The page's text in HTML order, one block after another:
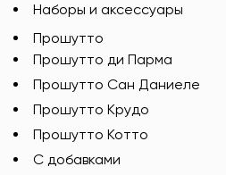
Наборы и аксессуары
Прошутто
Прошутто ди Парма
Прошутто Сан Даниеле
Прошутто Крудо
Прошутто Котто
С добавками